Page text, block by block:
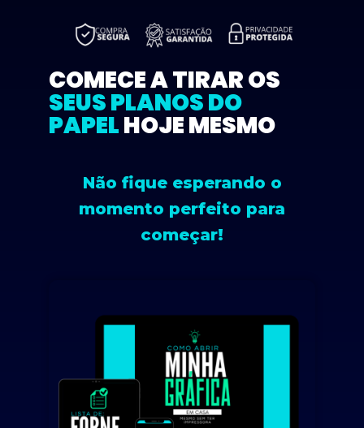
COMECE A TIRAR OS
SEUS PLANOS DO
PAPELHOJE MESMO
Não fique esperando o
momento perfeito para
começar!